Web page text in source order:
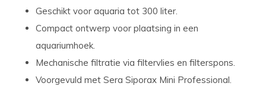
Geschikt voor aquaria tot 300 liter.
Compact ontwerp voor plaatsing in een
aquariumhoek.
Mechanische filtratie via filtervlies en filterspons.
Voorgevuld met Sera Siporax Mini Professional.